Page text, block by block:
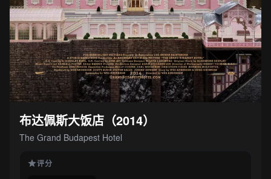
布达佩斯大饭店（2014）
The Grand Budapest Hotel
评分